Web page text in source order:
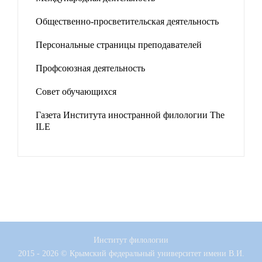
Общественно-просветительская деятельность
Персональные страницы преподавателей
Профсоюзная деятельность
Совет обучающихся
Газета Института иностранной филологии The
ILE
Институт филологии
2015 - 2026 © Крымский федеральный университет имени В.И.